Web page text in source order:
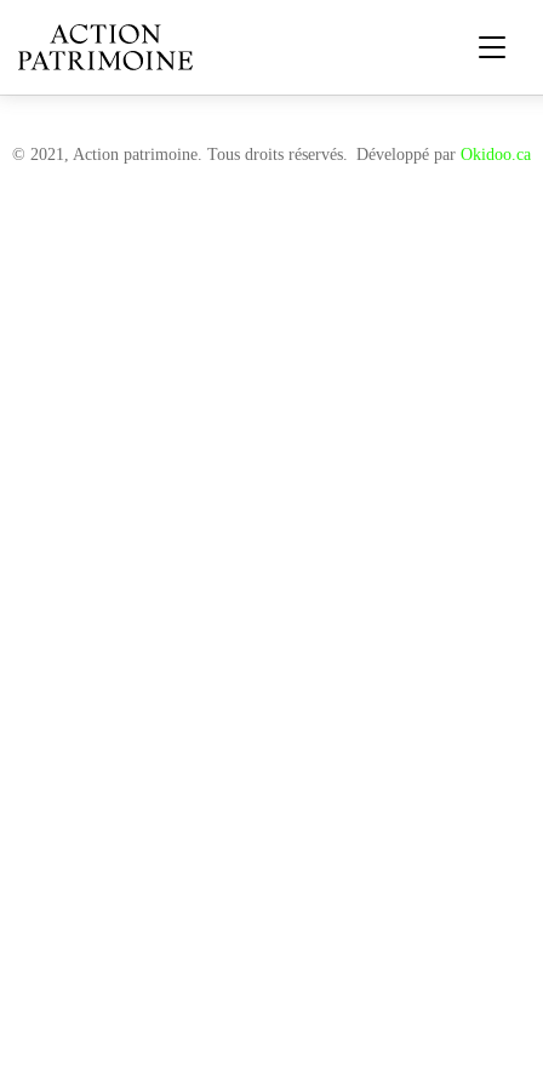
© 2021, Action patrimoine. Tous droits réservés. Développé par Okidoo.ca